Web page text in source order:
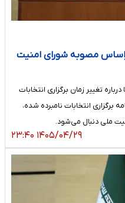
براساس مصوبه شورای امنیت
تغییر زمان برگزاری انتخابات
برگزاری انتخابات نامبرده شده،
ملی دنبال می‌شود.
۱۴۰۵/۰۴/۲۹ ۲۳:۴۰